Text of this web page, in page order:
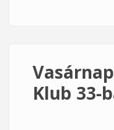
Klub 33-